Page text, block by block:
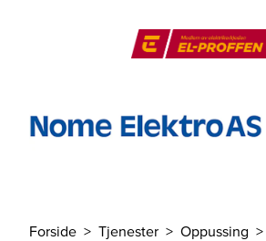
Forside Tjenester
Oppussing